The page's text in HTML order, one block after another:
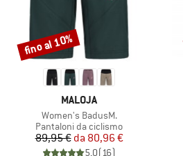
MARCHIO
MALOJA
Articolo
Women's BadusM.
Gruppo di prodotti
Pantaloni da ciclismo
Prezzo
89,95 € Prezzo ridotto
da 80,96 €
5,0(16)
Sconto
fino al 10%